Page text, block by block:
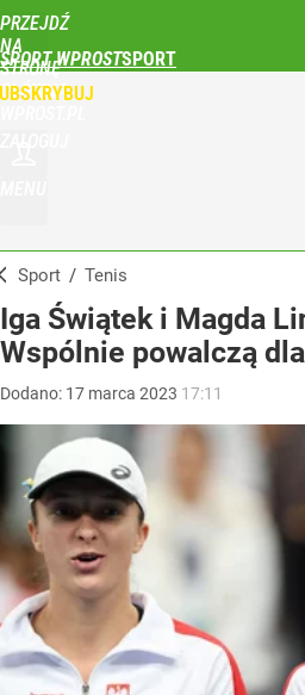
PRZEJDŹ
NA
STRONĘ
GŁÓWNĄ
SPORT WPROST
Sport / Tenis
Iga Świątek i Magda
Wspólnie powalczą
Dodano: 17 marca 2023 17:11